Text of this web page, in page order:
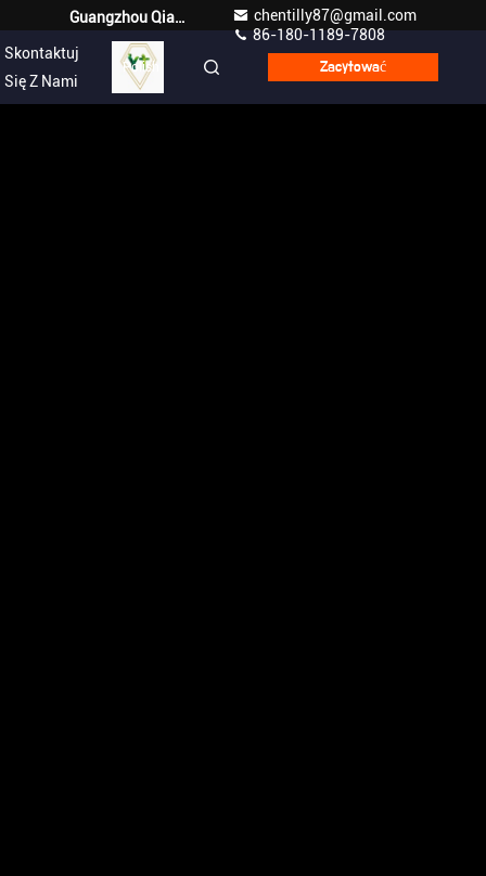
Guangzhou Qianyuan Construction Machinery Co,.LTD
chentilly87@gmail.com
86-180-1189-7808
Skontaktuj
Się Z Nami
Polish Zacytować